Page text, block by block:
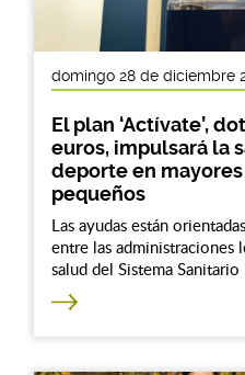
domingo 28 de diciembre
El plan ‘Actívate’,
euros, impulsará la
deporte en
pequeños
Las ayudas están
entre las administraciones
salud del Sistema Sanitario